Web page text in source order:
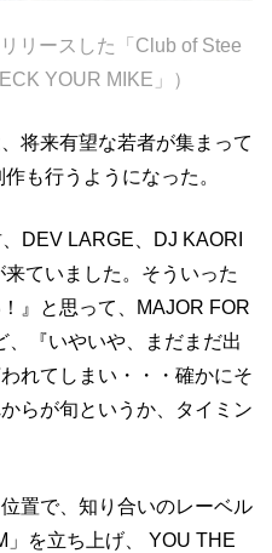
リースした「Club of Stee
YOUR MIKE」）
将来有望な若者が集まって
も行うようになった。
DEV LARGE、DJ KAORI
ていました。そういった
』と思って、MAJOR FOR
『いやいや、まだまだ出
れてしまい・・・確かにそ
らが旬というか、タイミン
置で、知り合いのレーベル
を立ち上げ、 YOU THE